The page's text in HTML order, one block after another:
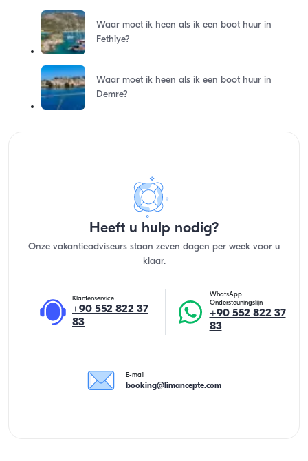
Waar moet ik heen als ik een boot huur in
Fethiye?
Waar moet ik heen als ik een boot huur in
Demre?
Heeft u hulp nodig?
Onze vakantieadviseurs staan zeven dagen per week voor u
klaar.
Klantenservice
+90 552 822 37
83
WhatsApp
Ondersteuningslijn
+90 552 822 37
83
E-mail
booking@limancepte.com